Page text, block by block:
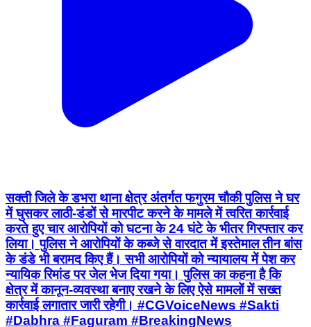
सक्ती जिले के डभरा थाना क्षेत्र अंतर्गत फगुरम चौकी पुलिस ने घर
में घुसकर लाठी-डंडों से मारपीट करने के मामले में त्वरित कार्रवाई
करते हुए चार आरोपियों को घटना के 24 घंटे के भीतर गिरफ्तार कर
लिया। पुलिस ने आरोपियों के कब्जे से वारदात में इस्तेमाल तीन बांस
के डंडे भी बरामद किए हैं। सभी आरोपियों को न्यायालय में पेश कर
न्यायिक रिमांड पर जेल भेज दिया गया। पुलिस का कहना है कि
क्षेत्र में कानून-व्यवस्था बनाए रखने के लिए ऐसे मामलों में सख्त
कार्रवाई लगातार जारी रहेगी। #CGVoiceNews #Sakti
#Dabhra #Faguram #BreakingNews